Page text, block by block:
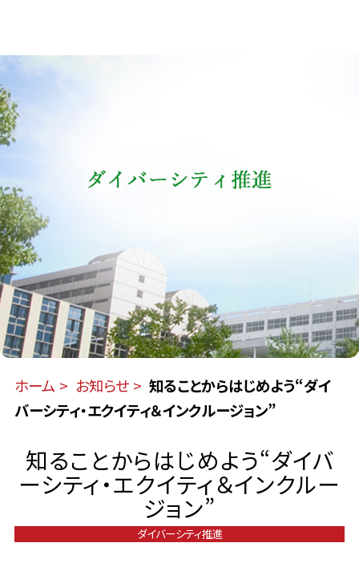
ホーム お知らせ
知ることからはじめよう“ダイ
バーシティ・エクイティ＆インクルージョン”
知ることからはじめよう“ダイバ
ーシティ・エクイティ＆インクルー
ジョン”
ダイバーシティ推進